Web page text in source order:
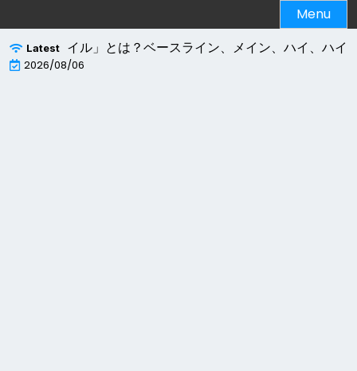
to
content
Menu
Latest
ァイル」とは？ベースライン、メイン、ハイ、ハイ10の
2026/08/06